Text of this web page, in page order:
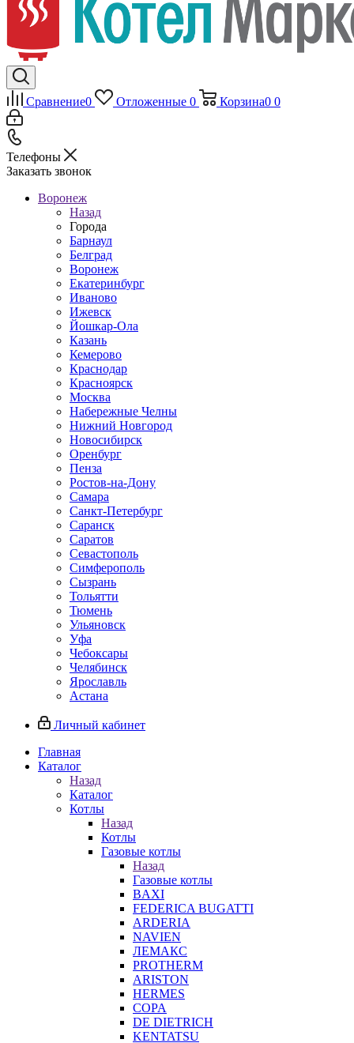
Сравнение0 Отложенные 0 Корзина0 0
Телефоны
Заказать звонок
Воронеж
Назад
Города
Барнаул
Белград
Воронеж
Екатеринбург
Иваново
Ижевск
Йошкар-Ола
Казань
Кемерово
Краснодар
Красноярск
Москва
Набережные Челны
Нижний Новгород
Новосибирск
Оренбург
Пенза
Ростов-на-Дону
Самара
Санкт-Петербург
Саранск
Саратов
Севастополь
Симферополь
Сызрань
Тольятти
Тюмень
Ульяновск
Уфа
Чебоксары
Челябинск
Ярославль
Астана
Личный кабинет
Главная
Каталог
Назад
Каталог
Котлы
Назад
Котлы
Газовые котлы
Назад
Газовые котлы
BAXI
FEDERICA BUGATTI
ARDERIA
NAVIEN
ЛЕМАКС
PROTHERM
ARISTON
HERMES
COPA
DE DIETRICH
KENTATSU